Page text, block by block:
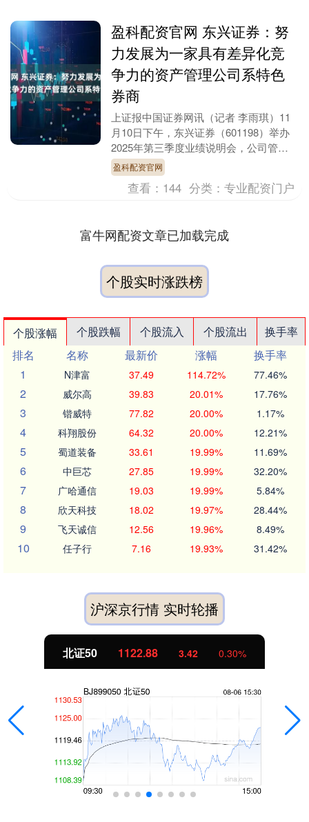
盈科配资官网 东兴证券：努
力发展为一家具有差异化竞
争力的资产管理公司系特色
券商
上证报中国证券网讯（记者 李雨琪）11
月10日下午，东兴证券（601198）举办
2025年第三季度业绩说明会，公司管理
层就投资者关心的问题进行回应。 今年
前三季....
盈科配资官网
查看： 144 分类：专业配资门户
富牛网配资文章已加载完成
个股实时涨跌榜
个股涨幅 个股跌幅 个股流入 个股流出
换手率
排名
名称 最新价 涨幅
换手率
1
N津富 37.49 114.72% 77.46%
2 威尔高 39.83 20.01% 17.76%
3 锴威特 77.82 20.00% 1.17%
4 科翔股份 64.32 20.00% 12.21%
5 蜀道装备 33.61 19.99% 11.69%
6 中巨芯 27.85 19.99% 32.20%
7 广哈通信 19.03 19.99% 5.84%
8 欣天科技 18.02 19.97% 28.44%
9 飞天诚信 12.56 19.96% 8.49%
10 任子行 7.16 19.93% 31.42%
沪深京行情 实时轮播
北证50 1122.88 3.42 0.30%